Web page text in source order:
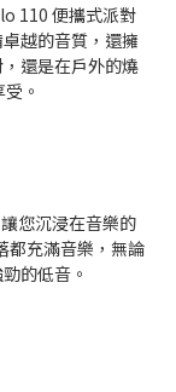
110 便攜式派對
越的音質，還擁
還是在戶外的燒
。
您沉浸在音樂的
都充滿音樂，無論
的低音。